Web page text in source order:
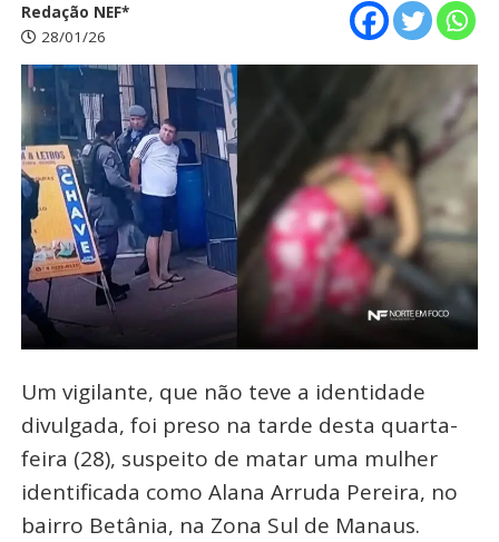
Redação NEF*
28/01/26
Um vigilante, que não teve a identidade
divulgada, foi preso na tarde desta quarta-
feira (28), suspeito de matar uma mulher
identificada como Alana Arruda Pereira, no
bairro Betânia, na Zona Sul de Manaus.